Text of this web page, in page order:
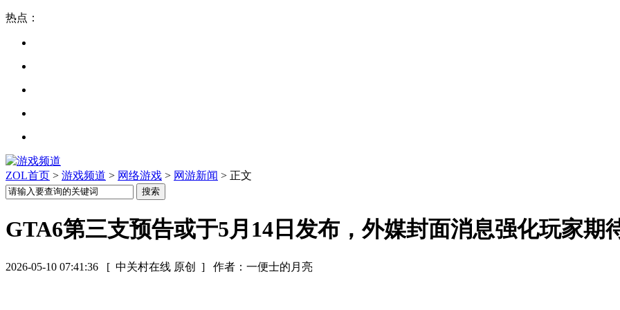
热点：
ZOL首页 > 游戏频道 > 网络游戏 > 网游新闻 > 正文
GTA6第三支预告或于5月14日发布，外媒封面消息强化玩家期
2026-05-10 07:41:36 [ 中关村在线 原创 ] 作者：一便士的月亮